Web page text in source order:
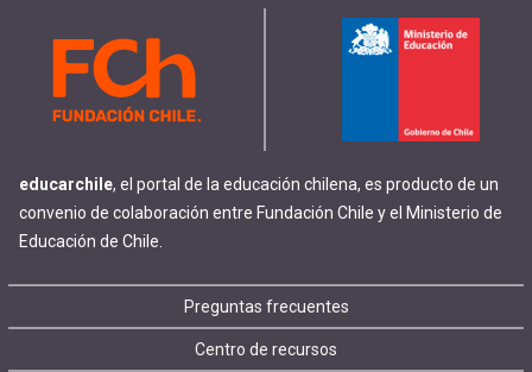
educarchile, el portal de la educación chilena, es producto de un
convenio de colaboración entre Fundación Chile y el Ministerio de
Educación de Chile.
Footer
Preguntas frecuentes
Centro de recursos